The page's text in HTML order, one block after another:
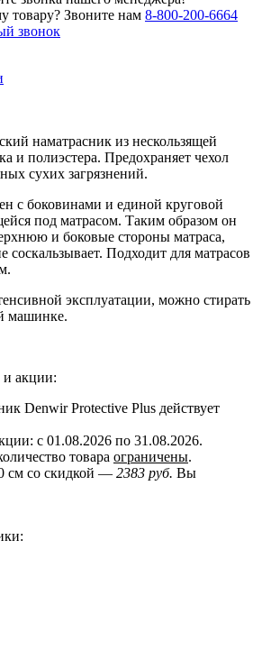
товару? Звоните нам 8-800-200-6664
звонок
наматрасник из нескользящей
и полиэстера. Предохраняет чехол
сухих загрязнений.
с боковинами и единой круговой
под матрасом. Таким образом он
и боковые стороны матраса,
соскальзывает. Подходит для матрасов
эксплуатации, можно стирать
машинке.
акции:
Denwir Protective Plus действует
с 01.08.2026 по 31.08.2026.
товара ограничены.
см со скидкой — 2383 руб. Вы